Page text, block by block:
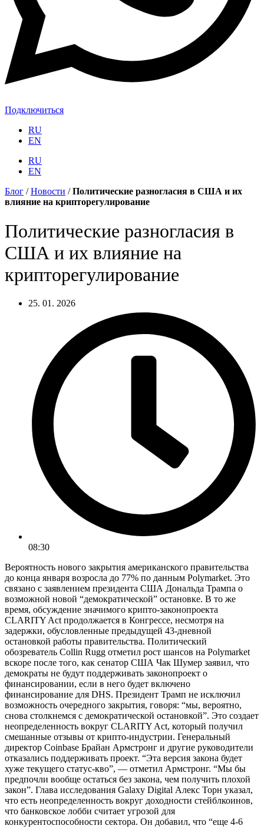
Подключиться
RU
EN
RU
EN
Блог /Новости /Политические разногласия в США и их
влияние на крипторегулирование
Политические разногласия в
США и их влияние на
крипторегулирование
25. 01. 2026
08:30
Вероятность нового закрытия американского правительства
до конца января возросла до 77% по данным Polymarket. Это
связано с заявлением президента США Дональда Трампа о
возможной новой “демократической” остановке. В то же
время, обсуждение значимого крипто-законопроекта
CLARITY Act продолжается в Конгрессе, несмотря на
задержки, обусловленные предыдущей 43-дневной
остановкой работы правительства. Политический
обозреватель Collin Rugg отметил рост шансов на Polymarket
вскоре после того, как сенатор США Чак Шумер заявил, что
демократы не будут поддерживать законопроект о
финансировании, если в него будет включено
финансирование для DHS. Президент Трамп не исключил
возможность очередного закрытия, говоря: “мы, вероятно,
снова столкнемся с демократической остановкой”. Это создает
неопределенность вокруг CLARITY Act, который получил
смешанные отзывы от крипто-индустрии. Генеральный
директор Coinbase Брайан Армстронг и другие руководители
отказались поддерживать проект. “Эта версия закона будет
хуже текущего статус-кво”, — отметил Армстронг. “Мы бы
предпочли вообще остаться без закона, чем получить плохой
закон”. Глава исследования Galaxy Digital Алекс Торн указал,
что есть неопределенность вокруг доходности стейблкоинов,
что банковское лобби считает угрозой для
конкурентоспособности сектора. Он добавил, что “еще 4-6